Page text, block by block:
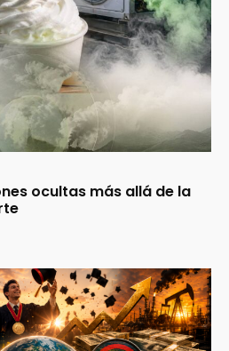
ocultas más allá de la